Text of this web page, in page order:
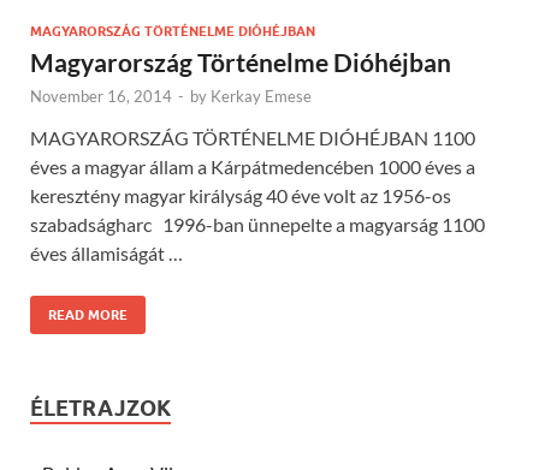
MAGYARORSZÁG TÖRTÉNELME DIÓHÉJBAN
Magyarország Történelme Dióhéjban
November 16, 2014 - by Kerkay Emese
MAGYARORSZÁG TÖRTÉNELME DIÓHÉJBAN 1100
éves a magyar állam a Kárpátmedencében 1000 éves a
keresztény magyar királyság 40 éve volt az 1956-os
szabadságharc 1996-ban ünnepelte a magyarság 1100
éves államiságát …
READ MORE
ÉLETRAJZOK